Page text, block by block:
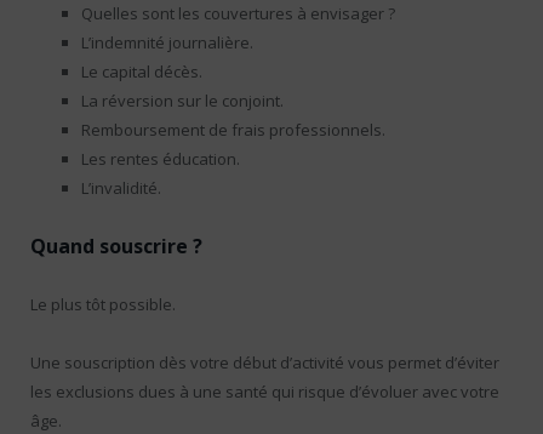
Quelles sont les couvertures à envisager ?
L’indemnité journalière.
Le capital décès.
La réversion sur le conjoint.
Remboursement de frais professionnels.
Les rentes éducation.
L’invalidité.
Quand souscrire ?
Le plus tôt possible.
Une souscription dès votre début d’activité vous permet d’éviter
les exclusions dues à une santé qui risque d’évoluer avec votre
âge.